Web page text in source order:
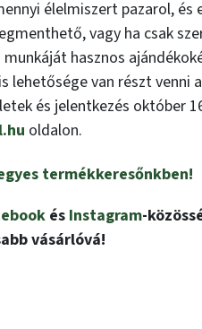
élelmiszert pazarol, és
vagy ha csak
hasznos
lehetősége van részt venni a
és jelentkezés október
oldalon.
termékkeresőnkben!
és Instagram-
vásárlóvá!